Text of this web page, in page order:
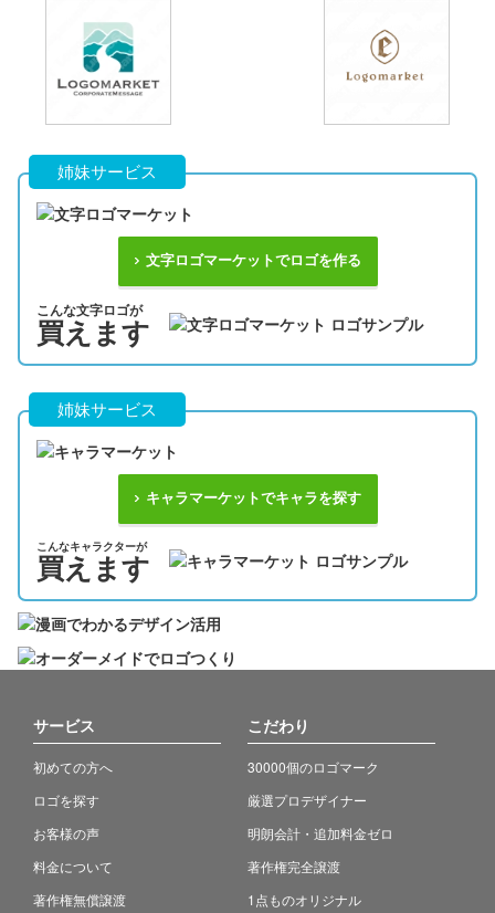
姉妹サービス
文字ロゴマーケットでロゴを作る
こんな文字ロゴが
買えます
姉妹サービス
キャラマーケットでキャラを探す
こんなキャラクターが
買えます
サービス
初めての方へ
ロゴを探す
お客様の声
料金について
著作権無償譲渡
こだわり
30000個のロゴマーク
厳選プロデザイナー
明朗会計・追加料金ゼロ
著作権完全譲渡
1点ものオリジナル